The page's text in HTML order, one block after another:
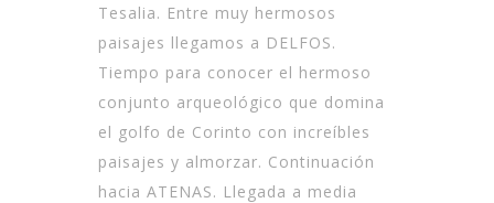
Tesalia. Entre muy hermosos
paisajes llegamos a DELFOS.
Tiempo para conocer el hermoso
conjunto arqueológico que domina
el golfo de Corinto con increíbles
paisajes y almorzar. Continuación
hacia ATENAS. Llegada a media